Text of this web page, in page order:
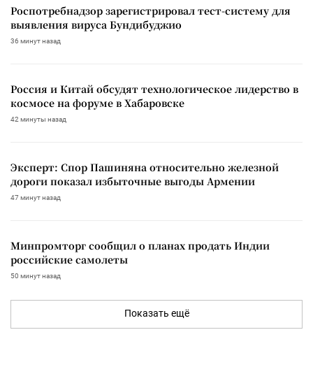
Роспотребнадзор зарегистрировал тест-систему для
выявления вируса Бундибуджио
36 минут назад
Россия и Китай обсудят технологическое лидерство в
космосе на форуме в Хабаровске
42 минуты назад
Эксперт: Спор Пашиняна относительно железной
дороги показал избыточные выгоды Армении
47 минут назад
Минпромторг сообщил о планах продать Индии
российские самолеты
50 минут назад
Показать ещё